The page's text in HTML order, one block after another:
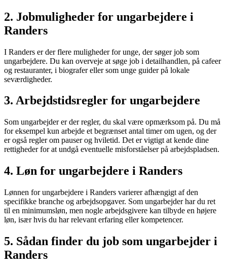
2. Jobmuligheder for ungarbejdere i
Randers
I Randers er der flere muligheder for unge, der søger job som
ungarbejdere. Du kan overveje at søge job i detailhandlen, på cafeer
og restauranter, i biografer eller som unge guider på lokale
seværdigheder.
3. Arbejdstidsregler for ungarbejdere
Som ungarbejder er der regler, du skal være opmærksom på. Du må
for eksempel kun arbejde et begrænset antal timer om ugen, og der
er også regler om pauser og hviletid. Det er vigtigt at kende dine
rettigheder for at undgå eventuelle misforståelser på arbejdspladsen.
4. Løn for ungarbejdere i Randers
Lønnen for ungarbejdere i Randers varierer afhængigt af den
specifikke branche og arbejdsopgaver. Som ungarbejder har du ret
til en minimumsløn, men nogle arbejdsgivere kan tilbyde en højere
løn, især hvis du har relevant erfaring eller kompetencer.
5. Sådan finder du job som ungarbejder i
Randers